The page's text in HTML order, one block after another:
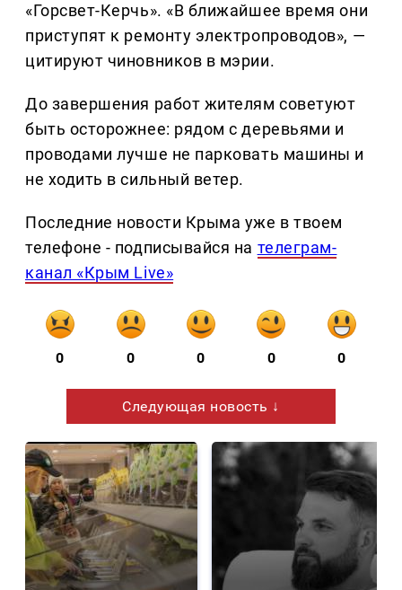
«Горсвет-Керчь». «В ближайшее время они
приступят к ремонту электропроводов», —
цитируют чиновников в мэрии.
До завершения работ жителям советуют
быть осторожнее: рядом с деревьями и
проводами лучше не парковать машины и
не ходить в сильный ветер.
Последние новости Крыма уже в твоем
телефоне - подписывайся на телеграм-
канал «Крым Live»
0 0 0 0 0
Следующая новость ↓